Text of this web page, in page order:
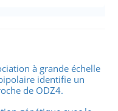
à grande échelle
identifie un
de ODZ4.